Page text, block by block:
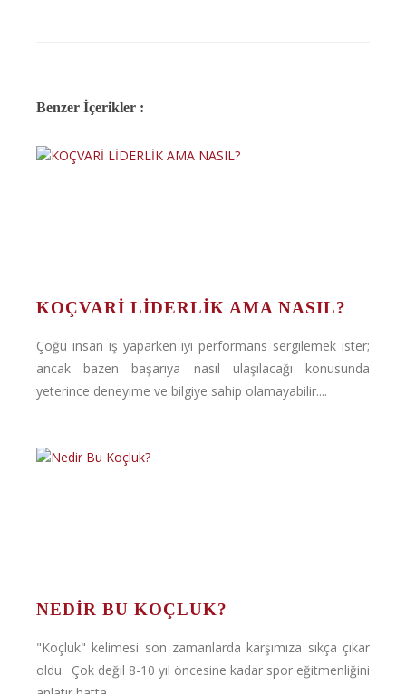
Benzer İçerikler :
KOÇVARİ LİDERLİK AMA NASIL?
Çoğu insan iş yaparken iyi performans sergilemek ister;
ancak bazen başarıya nasıl ulaşılacağı konusunda
yeterince deneyime ve bilgiye sahip olamayabilir....
NEDIR BU KOÇLUK?
"Koçluk" kelimesi son zamanlarda karşımıza sıkça çıkar
oldu. Çok değil 8-10 yıl öncesine kadar spor eğitmenliğini